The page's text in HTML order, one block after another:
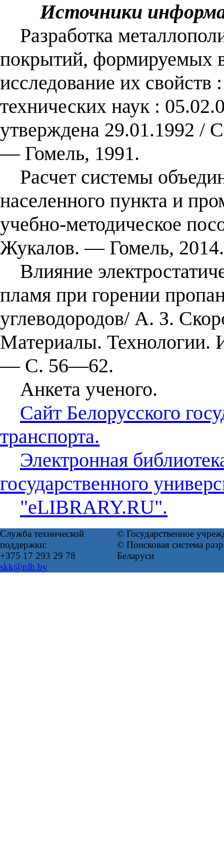
Источники
Разработка
покрытий, формируемых
исследование их свойств
технических наук :
утверждена 29.01.1992 /
— Гомель, 1991.
Расчет системы
населенного пункта и
учебно-методическое
Жукалов. — Гомель, 2014.
Влияние
пламя при горении
углеводородов/ А. З.
Материалы.
— С. 56—62.
Анкета ученого.
Сайт Белорусского
транспорта.
Электронная
государственного
"eLIBRARY.RU".
Служба технической
поддержки:
+375 17 293 29 78
skk@nlb.by
© Государственное
© Поисковая система
Беларуси